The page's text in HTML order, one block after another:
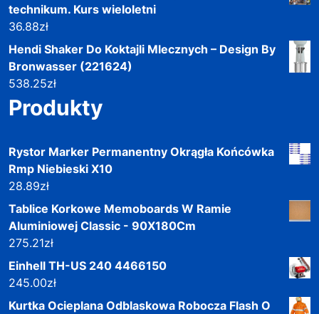
technikum. Kurs wieloletni
36.88zł
Hendi Shaker Do Koktajli Mlecznych – Design By
Bronwasser (221624)
538.25zł
Produkty
Rystor Marker Permanentny Okrągła Końcówka
Rmp Niebieski X10
28.89zł
Tablice Korkowe Memoboards W Ramie
Aluminiowej Classic - 90X180Cm
275.21zł
Einhell TH-US 240 4466150
245.00zł
Kurtka Ocieplana Odblaskowa Robocza Flash O